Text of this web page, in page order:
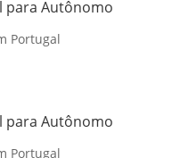
para Autônomo
Portugal
para Autônomo
Portugal